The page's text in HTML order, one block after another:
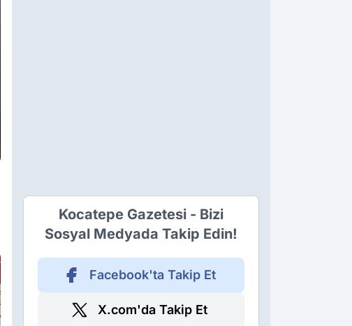
Kocatepe Gazetesi - Bizi
Sosyal Medyada Takip Edin!
Facebook'ta Takip Et
X.com'da Takip Et